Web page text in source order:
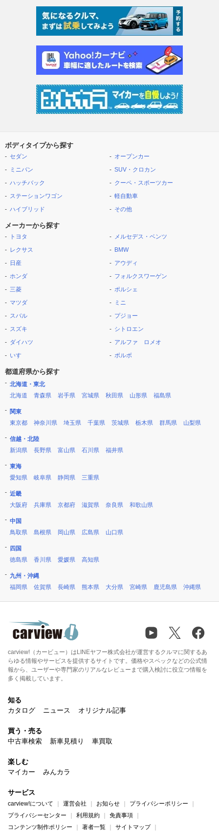
ボディタイプから探す
セダン
ミニバン
ハッチバック
ステーションワゴン
ハイブリッド
オープンカー
SUV・クロカン
クーペ・スポーツカー
軽自動車
その他
メーカーから探す
トヨタ
レクサス
日産
ホンダ
三菱
マツダ
スバル
スズキ
ダイハツ
いすゞ
メルセデス・ベンツ
BMW
アウディ
フォルクスワーゲン
ポルシェ
ミニ
プジョー
シトロエン
アルファ ロメオ
ボルボ
都道府県から探す
北海道・東北
北海道
青森県 岩手県 宮城県 秋田県 山形県 福島県
関東
東京都
神奈川県 埼玉県 千葉県 茨城県 栃木県 群馬県 山梨県
信越・北陸
新潟県
長野県 富山県 石川県 福井県
東海
愛知県
岐阜県 静岡県 三重県
近畿
大阪府
兵庫県 京都府 滋賀県 奈良県 和歌山県
中国
鳥取県
島根県 岡山県 広島県 山口県
四国
徳島県
香川県 愛媛県 高知県
九州・沖縄
福岡県
佐賀県 長崎県 熊本県 大分県 宮崎県 鹿児島県 沖縄県
carview!（カービュー）はLINEヤフー株式会社が運営するクルマに関するあ
らゆる情報やサービスを提供するサイトです。価格やスペックなどの公式情
報から、ユーザーや専門家のリアルなレビューまで購入検討に役立つ情報を
多く掲載しています。
知る
カタログ
ニュース オリジナル記事
買う・売る
中古車検索
新車見積り 車買取
楽しむ
マイカー
みんカラ
サービス
carview!について 運営会社 お知らせ
プライバシーポリシー
プライバシーセンター
利用規約
免責事項
コンテンツ制作ポリシー
著者一覧 サイトマップ